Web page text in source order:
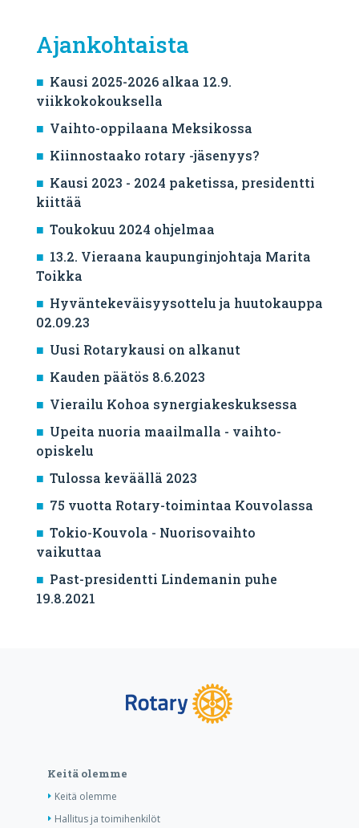
Ajankohtaista
Kausi 2025-2026 alkaa 12.9.
viikkokokouksella
Vaihto-oppilaana Meksikossa
Kiinnostaako rotary -jäsenyys?
Kausi 2023 - 2024 paketissa, presidentti
kiittää
Toukokuu 2024 ohjelmaa
13.2. Vieraana kaupunginjohtaja Marita
Toikka
Hyväntekeväisyysottelu ja huutokauppa
02.09.23
Uusi Rotarykausi on alkanut
Kauden päätös 8.6.2023
Vierailu Kohoa synergiakeskuksessa
Upeita nuoria maailmalla - vaihto-
opiskelu
Tulossa keväällä 2023
75 vuotta Rotary-toimintaa Kouvolassa
Tokio-Kouvola - Nuorisovaihto
vaikuttaa
Past-presidentti Lindemanin puhe
19.8.2021
Keitä olemme
Keitä olemme
Hallitus ja toimihenkilöt